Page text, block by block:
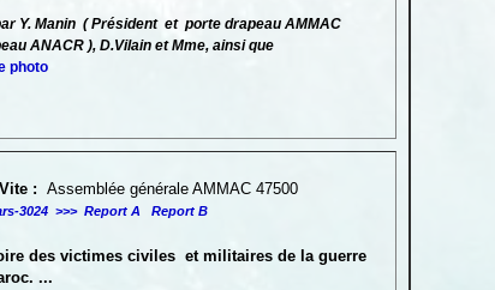
par Y. Manin ( Président et porte drapeau AMMAC
ANACR ), D.Vilain et Mme, ainsi que
photo
: Assemblée générale AMMAC 47500
3024 >>> Report A Report B
des victimes civiles et militaires de la guerre
...